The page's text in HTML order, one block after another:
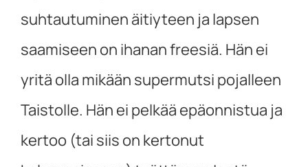
suhtautuminen äitiyteen ja lapsen
saamiseen on ihanan freesiä. Hän ei
yritä olla mikään supermutsi pojalleen
Taistolle. Hän ei pelkää epäonnistua ja
kertoo (tai siis on kertonut